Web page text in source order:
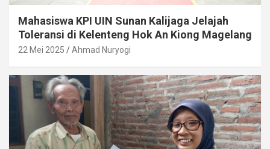
Mahasiswa KPI UIN Sunan Kalijaga Jelajah
Toleransi di Kelenteng Hok An Kiong Magelang
22 Mei 2025 Ahmad Nuryogi